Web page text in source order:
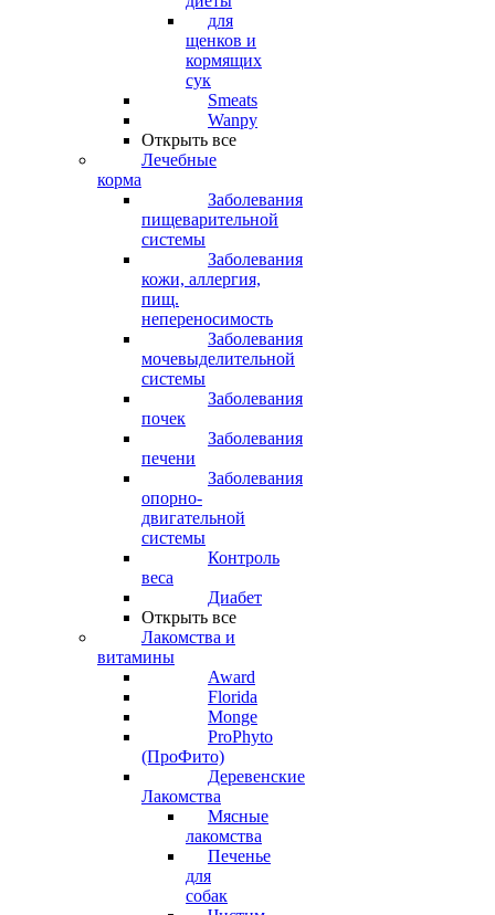
для
щенков и
кормящих
сук
Smeats
Wanpy
Открыть все
Лечебные
корма
Заболевания
пищеварительной
системы
Заболевания
кожи, аллергия,
пищ.
непереносимость
Заболевания
мочевыделительной
системы
Заболевания
почек
Заболевания
печени
Заболевания
опорно-
двигательной
системы
Контроль
веса
Диабет
Открыть все
Лакомства и
витамины
Award
Florida
Monge
ProPhyto
(ПроФито)
Деревенские
Лакомства
Мясные
лакомства
Печенье
для
собак